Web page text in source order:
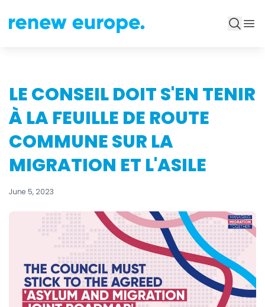
LE CONSEIL DOIT S'EN TENIR
À LA FEUILLE DE ROUTE
COMMUNE SUR LA
MIGRATION ET L'ASILE
June 5, 2023